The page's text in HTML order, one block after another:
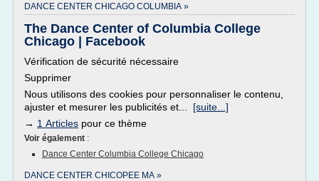
DANCE CENTER CHICAGO COLUMBIA »
The Dance Center of Columbia College
Chicago | Facebook
Vérification de sécurité nécessaire
Supprimer
Nous utilisons des cookies pour personnaliser le contenu,
ajuster et mesurer les publicités et... [suite...]
→ 1 Articles pour ce thème
Voir également :
Dance Center Columbia College Chicago
DANCE CENTER CHICOPEE MA »